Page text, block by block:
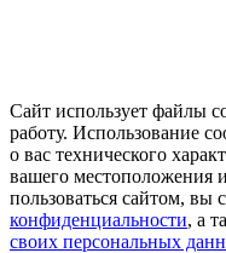
Сайт использует файлы
работу. Использование
о вас технического
вашего
пользоваться сайтом, вы
конфиденциальности, а
своих персональных